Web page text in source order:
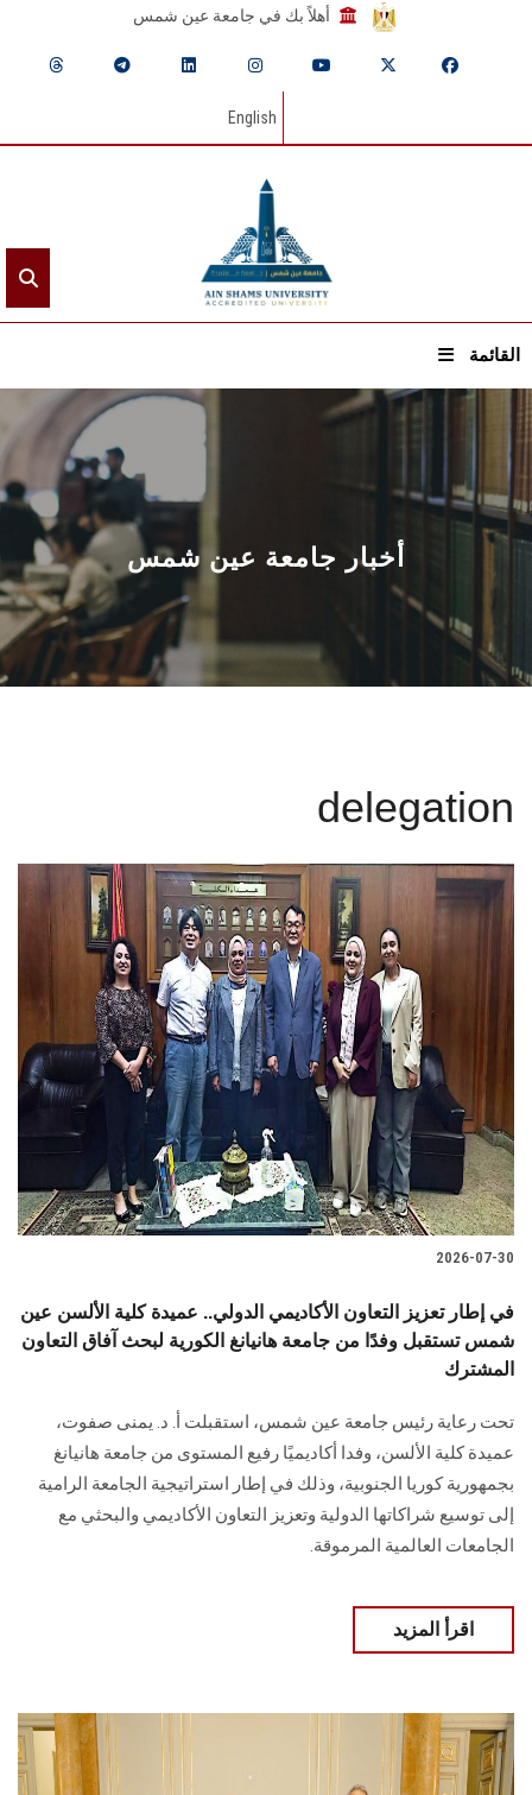
أهلاً بك في جامعة عين شمس
English
القائمة
الرئيسيـة
عن الجامعة
القطاعـات
الشئون الأكاديمية
البحث العلمي
الأنظمة الذكية
تواصل معنا
الطلاب
هيئة التدريس
الدراسات العليا
الموظفون
سجل الان
أخبار جامعة عين شمس
delegation
2026-07-30
في إطار تعزيز التعاون الأكاديمي الدولي.. عميدة كلية الألسن عين
شمس تستقبل وفدًا من جامعة هانيانغ الكورية لبحث آفاق التعاون
المشترك
تحت رعاية رئيس جامعة عين شمس، استقبلت أ. د. يمنى صفوت،
عميدة كلية الألسن، وفدا أكاديميًا رفيع المستوى من جامعة هانيانغ
بجمهورية كوريا الجنوبية، وذلك في إطار استراتيجية الجامعة الرامية
إلى توسيع شراكاتها الدولية وتعزيز التعاون الأكاديمي والبحثي مع
الجامعات العالمية المرموقة.
اقرأ المزيد